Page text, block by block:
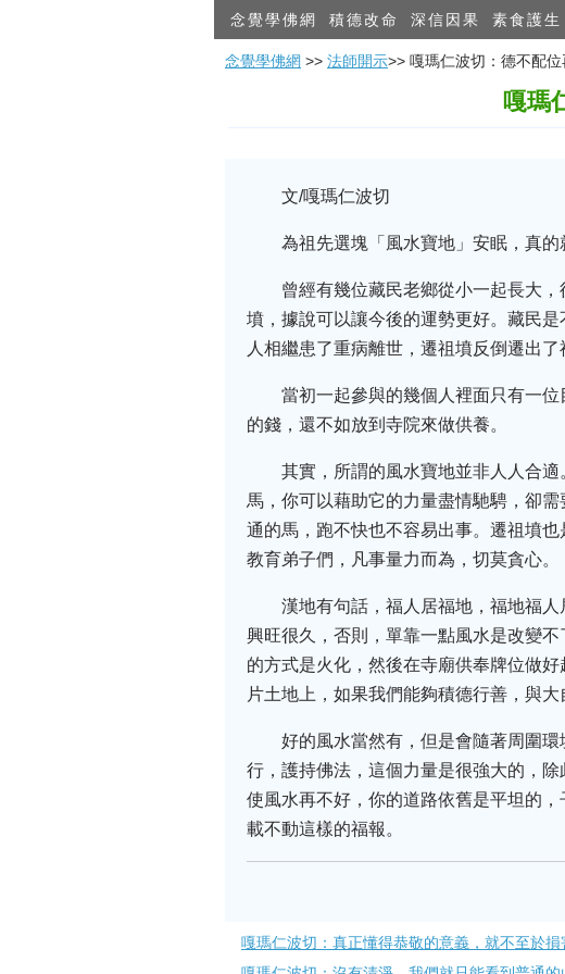
念覺學佛網 積德改命 深信因果 素食護生
念覺學佛網 >> 法師開示>> 嘎瑪仁波切：德不配
嘎瑪
文/嘎瑪仁波切
為祖先選塊「風水寶地」安眠，真
曾經有幾位藏民老鄉從小一起長大
墳，據說可以讓今後的運勢更好。藏民
人相繼患了重病離世，遷祖墳反倒遷出了
當初一起參與的幾個人裡面只有一
的錢，還不如放到寺院來做供養。
其實，所謂的風水寶地並非人人合
馬，你可以藉助它的力量盡情馳騁，卻
通的馬，跑不快也不容易出事。遷祖墳
教育弟子們，凡事量力而為，切莫貪心。
漢地有句話，福人居福地，福地福
興旺很久，否則，單靠一點風水是改變
的方式是火化，然後在寺廟供奉牌位做
片土地上，如果我們能夠積德行善，與
好的風水當然有，但是會隨著周圍
行，護持佛法，這個力量是很強大的，
使風水再不好，你的道路依舊是平坦的
載不動這樣的福報。
嘎瑪仁波切：真正懂得恭敬的意義，就不至於損